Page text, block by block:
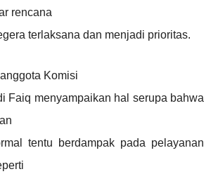
rencana
terlaksana dan menjadi prioritas.
Komisi
Faiq menyampaikan hal serupa bahwa
tentu berdampak pada pelayanan